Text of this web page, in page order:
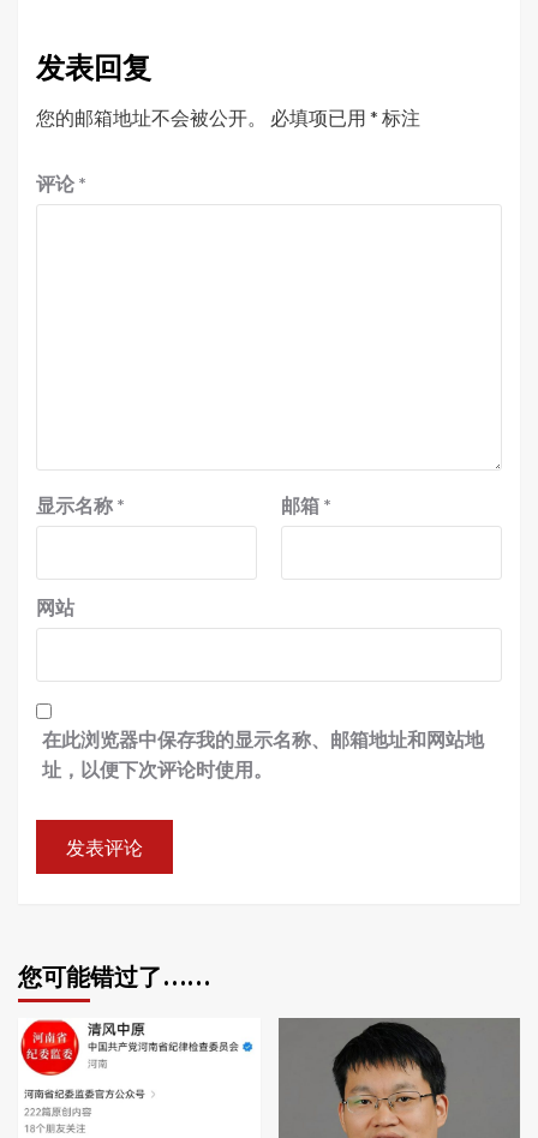
发表回复
您的邮箱地址不会被公开。 必填项已用 * 标注
评论 *
显示名称 * 邮箱 *
网站
在此浏览器中保存我的显示名称、邮箱地址和网站地
址，以便下次评论时使用。
您可能错过了……